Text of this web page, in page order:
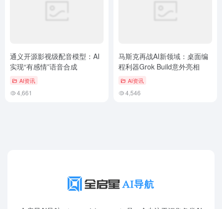
通义开源影视级配音模型：AI
实现“有感情”语音合成
AI资讯
4,661
马斯克再战AI新领域：桌面编
程利器Grok Build意外亮相
AI资讯
4,546